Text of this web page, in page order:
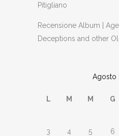
Pitigliano
Recensione Album |
Deceptions and other
Agosto
L M M G
3
4 5 6